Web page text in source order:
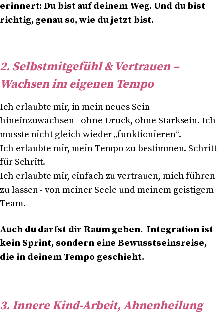
erinnert: Du bist auf deinem Weg. Und du bist
richtig, genau so, wie du jetzt bist.
2. Selbstmitgefühl & Vertrauen –
Wachsen im eigenen Tempo
Ich erlaubte mir, in mein neues Sein
hineinzuwachsen - ohne Druck, ohne Starksein. Ich
musste nicht gleich wieder „funktionieren“.
Ich erlaubte mir, mein Tempo zu bestimmen. Schritt
für Schritt.
Ich erlaubte mir, einfach zu vertrauen, mich führen
zu lassen - von meiner Seele und meinem geistigem
Team.
Auch du darfst dir Raum geben. Integration ist
kein Sprint, sondern eine Bewusstseinsreise,
die in deinem Tempo geschieht.
3. Innere Kind-Arbeit, Ahnenheilung